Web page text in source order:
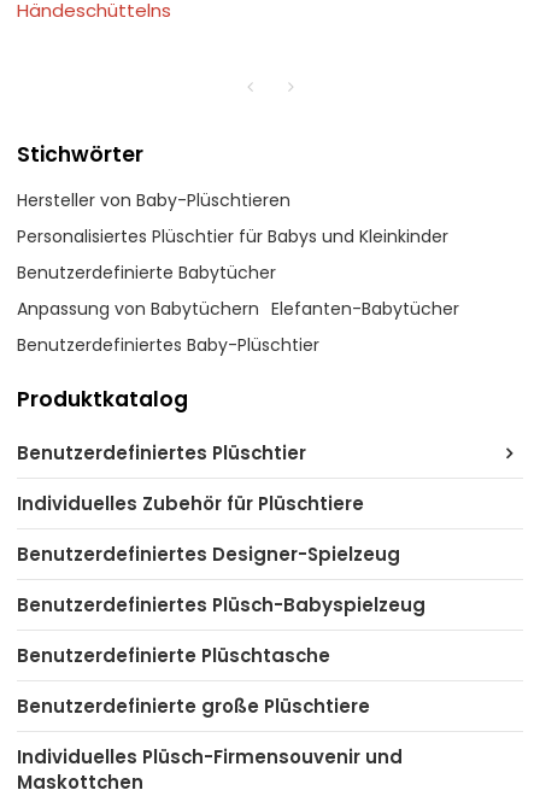
Händeschüttelns
Stichwörter
Hersteller von Baby-Plüschtieren
Personalisiertes Plüschtier für Babys und Kleinkinder
Benutzerdefinierte Babytücher
Anpassung von Babytüchern Elefanten-Babytücher
Benutzerdefiniertes Baby-Plüschtier
Produktkatalog
Benutzerdefiniertes Plüschtier
Individuelles Zubehör für Plüschtiere
Benutzerdefiniertes Designer-Spielzeug
Benutzerdefiniertes Plüsch-Babyspielzeug
Benutzerdefinierte Plüschtasche
Benutzerdefinierte große Plüschtiere
Individuelles Plüsch-Firmensouvenir und
Maskottchen